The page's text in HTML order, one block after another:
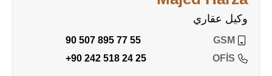
وكيل عقاري
GSM
90 507 895 77 55
OFİS
+90 242 518 24 25